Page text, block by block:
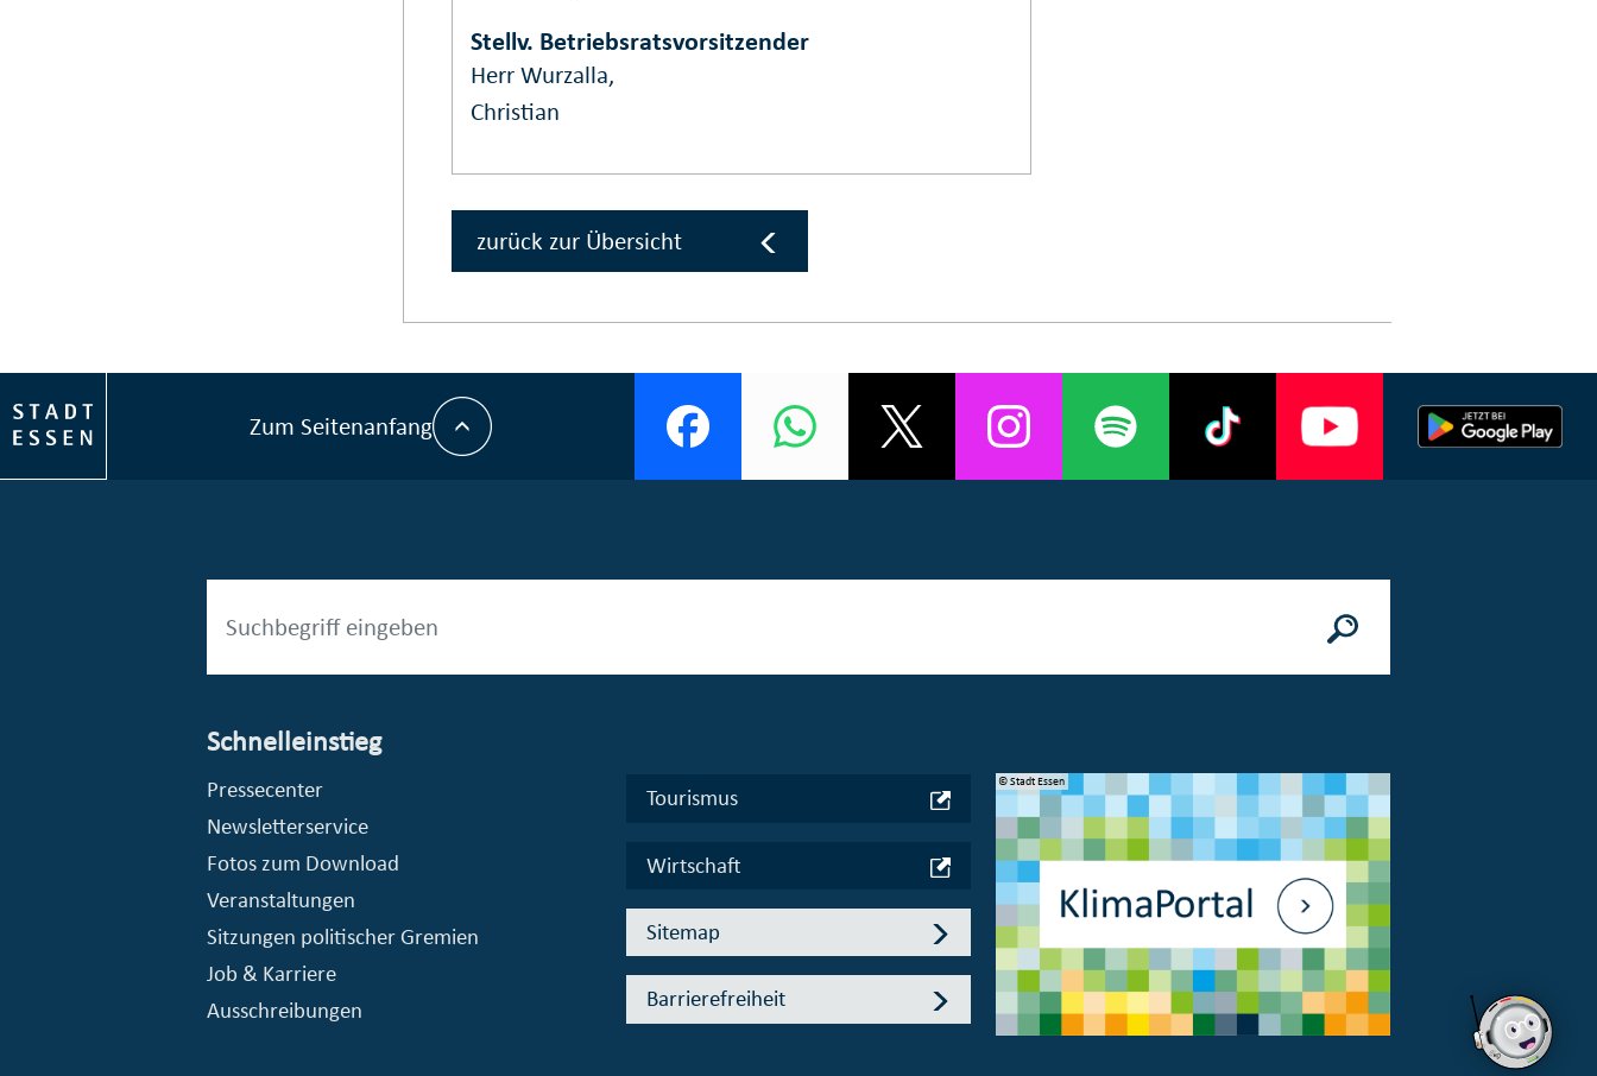
Stellv. Betriebsratsvorsitzender
Herr Wurzalla,
Christian
zurück zur Übersicht
Zum Seitenanfang
Schnelleinstieg
Pressecenter
Newsletterservice
Fotos zum Download
Veranstaltungen
Sitzungen politischer Gremien
Job & Karriere
Ausschreibungen
Tourismus
Wirtschaft
Sitemap
Barrierefreiheit
© Stadt Essen, Presse- und Kommunikationsamt © Stadt Essen